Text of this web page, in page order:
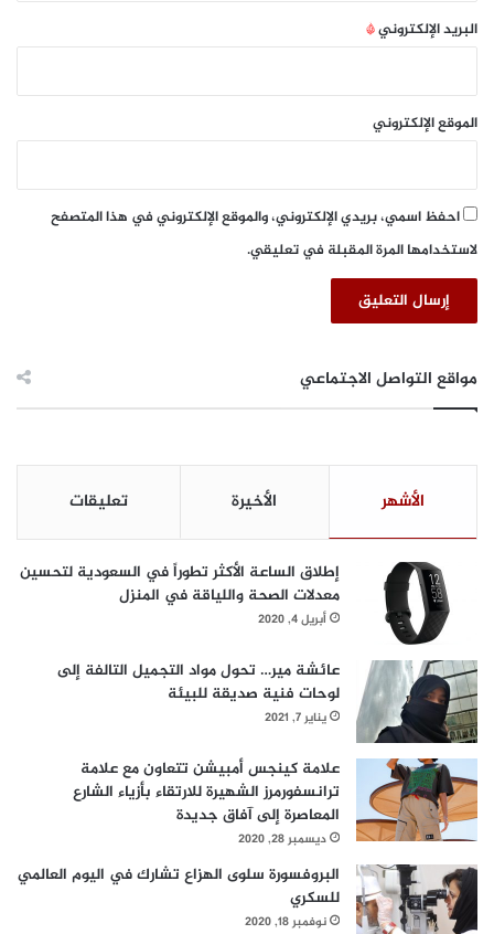
اكتشاف المرض في وقت مبكر مما يزيد من فرصة التغلب على هذا
النوع من السرطان
م
ة
ت
ز
ي
د
ع
ا
ل
ب
ن
ة
ت
ح
ي
ك
ة
البريد الإلكتروني*
الموقع الإلكتروني
احفظ اسمي، بريدي الإلكتروني، والموقع الإلكتروني في هذا المتصفح
لاستخدامها المرة المقبلة في تعليقي.
مواقع التواصل الاجتماعي
الأشهر الأخيرة تعليقات
إطلاق الساعة الأكثر تطوراً في السعودية لتحسين
معدلات الصحة واللياقة في المنزل
أبريل 4, 2020
عائشة مير… تحول مواد التجميل التالفة إلى
لوحات فنية صديقة للبيئة
يناير 7, 2021
علامة كينجس أمبيشن تتعاون مع علامة
ترانسفورمرز الشهيرة للارتقاء بأزياء الشارع
المعاصرة إلى آفاق جديدة
ديسمبر 28, 2020
البروفسورة سلوى الهزاع تشارك في اليوم العالمي
للسكري
نوفمبر 18, 2020